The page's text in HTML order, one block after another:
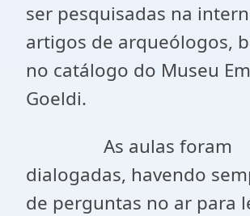
ser pesquisadas na
artigos de arqueólogos,
no catálogo do Museu
Goeldi.
As aulas foram
dialogadas, havendo
de perguntas no ar para